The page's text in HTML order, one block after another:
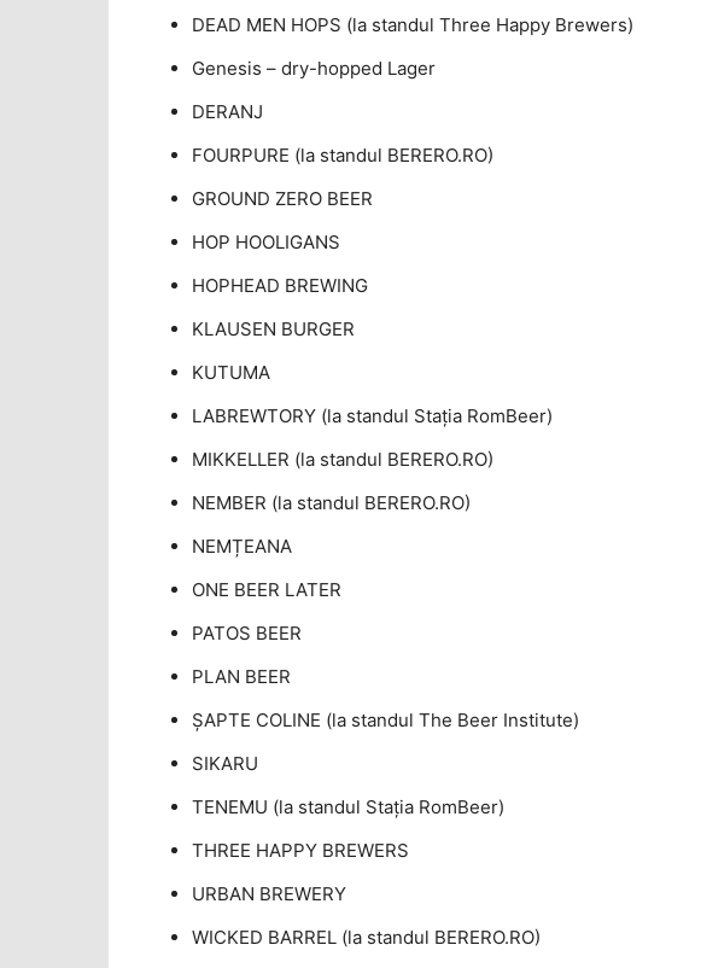
DEAD MEN HOPS (la standul Three Happy Brewers)
Genesis – dry-hopped Lager
DERANJ
FOURPURE (la standul BERERO.RO)
GROUND ZERO BEER
HOP HOOLIGANS
HOPHEAD BREWING
KLAUSEN BURGER
KUTUMA
LABREWTORY (la standul Staţia RomBeer)
MIKKELLER (la standul BERERO.RO)
NEMBER (la standul BERERO.RO)
NEMȚEANA
ONE BEER LATER
PATOS BEER
PLAN BEER
ŞAPTE COLINE (la standul The Beer Institute)
SIKARU
TENEMU (la standul Staţia RomBeer)
THREE HAPPY BREWERS
URBAN BREWERY
WICKED BARREL (la standul BERERO.RO)